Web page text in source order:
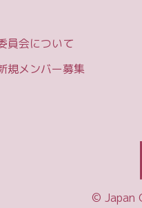
員会について
規メンバー募集
© Japan